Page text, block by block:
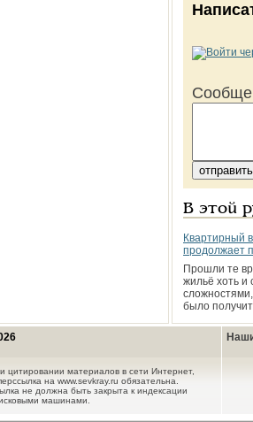
В этой
Квартирный
продолжает
Прошли те
жильё хоть и
было
цитировании материалов в сети Интернет,
на www.sevkray.ru обязательна.
не должна быть закрыта к индексации
машинами.